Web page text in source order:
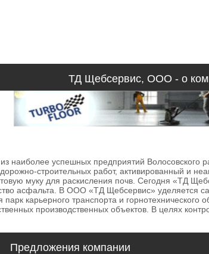
ТД Щебсервис, ООО - о
успешных предприятий Волосовского
строительных работ, активированный и
муку для раскисления почв. Сегодня «ТД
асфальта. В ООО «ТД Щебсервис» уделяется
карьерного транспорта и
производственных объектов. В целях
Предложения компании